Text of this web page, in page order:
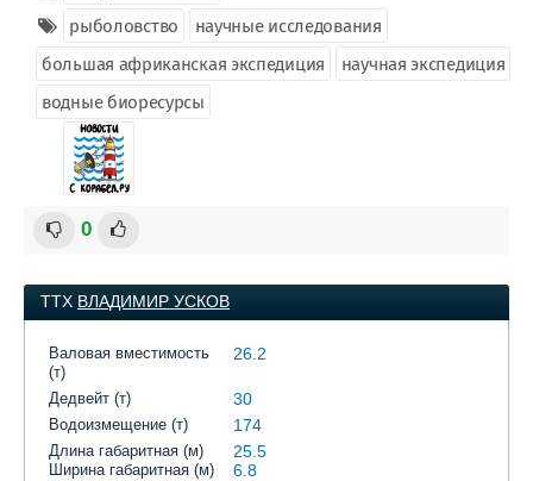
рыболовство
научные исследования
большая африканская экспедиция
научная экспедиция
водные биоресурсы
0
ТТХ ВЛАДИМИР УСКОВ
Валовая вместимость
(т)
26.2
Дедвейт (т) 30
Водоизмещение (т) 174
Длина габаритная (м) 25.5
Ширина габаритная (м) 6.8